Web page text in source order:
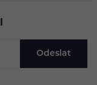
Odeslat